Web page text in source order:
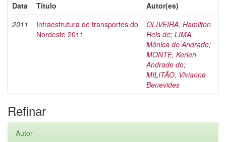
Data
Título
Autor(es)
2011
Infraestrutura de transportes do
Nordeste 2011
OLIVEIRA, Hamilton
Reis de; LIMA,
Mônica de Andrade;
MONTE, Kerlen
Andrade do;
MILITÃO, Vivianne
Benevides
Refinar
Autor